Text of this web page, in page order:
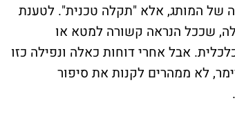
של המותג, אלא "תקלה טכנית". לטענת
שככל הנראה קשורה למטא או
אבל אחרי דוחות כאלה ונפילה כזו
לא ממהרים לקנות את סיפור